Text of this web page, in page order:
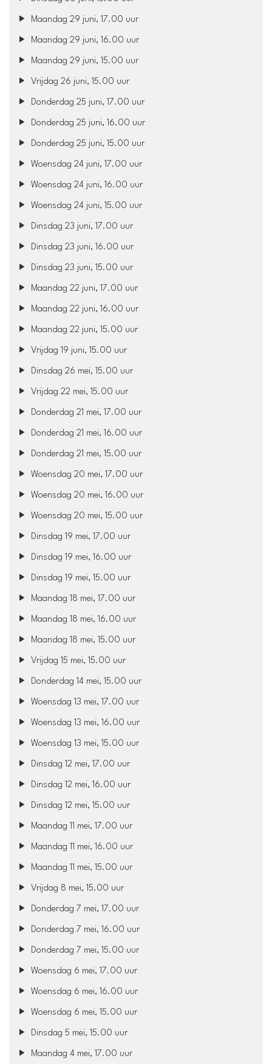
Maandag 29 juni, 17.00 uur
Maandag 29 juni, 16.00 uur
Maandag 29 juni, 15.00 uur
Vrijdag 26 juni, 15.00 uur
Donderdag 25 juni, 17.00 uur
Donderdag 25 juni, 16.00 uur
Donderdag 25 juni, 15.00 uur
Woensdag 24 juni, 17.00 uur
Woensdag 24 juni, 16.00 uur
Woensdag 24 juni, 15.00 uur
Dinsdag 23 juni, 17.00 uur
Dinsdag 23 juni, 16.00 uur
Dinsdag 23 juni, 15.00 uur
Maandag 22 juni, 17.00 uur
Maandag 22 juni, 16.00 uur
Maandag 22 juni, 15.00 uur
Vrijdag 19 juni, 15.00 uur
Dinsdag 26 mei, 15.00 uur
Vrijdag 22 mei, 15.00 uur
Donderdag 21 mei, 17.00 uur
Donderdag 21 mei, 16.00 uur
Donderdag 21 mei, 15.00 uur
Woensdag 20 mei, 17.00 uur
Woensdag 20 mei, 16.00 uur
Woensdag 20 mei, 15.00 uur
Dinsdag 19 mei, 17.00 uur
Dinsdag 19 mei, 16.00 uur
Dinsdag 19 mei, 15.00 uur
Maandag 18 mei, 17.00 uur
Maandag 18 mei, 16.00 uur
Maandag 18 mei, 15.00 uur
Vrijdag 15 mei, 15.00 uur
Donderdag 14 mei, 15.00 uur
Woensdag 13 mei, 17.00 uur
Woensdag 13 mei, 16.00 uur
Woensdag 13 mei, 15.00 uur
Dinsdag 12 mei, 17.00 uur
Dinsdag 12 mei, 16.00 uur
Dinsdag 12 mei, 15.00 uur
Maandag 11 mei, 17.00 uur
Maandag 11 mei, 16.00 uur
Maandag 11 mei, 15.00 uur
Vrijdag 8 mei, 15.00 uur
Donderdag 7 mei, 17.00 uur
Donderdag 7 mei, 16.00 uur
Donderdag 7 mei, 15.00 uur
Woensdag 6 mei, 17.00 uur
Woensdag 6 mei, 16.00 uur
Woensdag 6 mei, 15.00 uur
Dinsdag 5 mei, 15.00 uur
Maandag 4 mei, 17.00 uur